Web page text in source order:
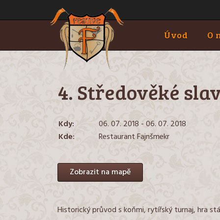
k
Úvod O
4. Středověké
Kdy:
06. 07. 2018 - 06. 07. 2018
Kde:
Restaurant Fajnšmekr
Zobrazit na mapě
Historický průvod s koňmi, rytířský turnaj, hra